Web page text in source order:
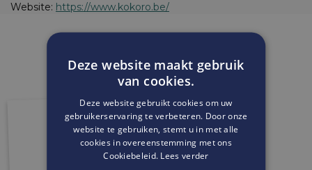
Website: https://www.kokoro.be/
Deze website maakt gebruik
van cookies.
Deze website gebruikt cookies om uw
gebruikerservaring te verbeteren. Door onze
website te gebruiken, stemt u in met alle
cookies in overeenstemming met ons
Cookiebeleid. Lees verder